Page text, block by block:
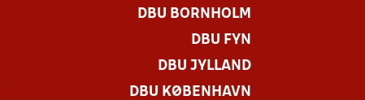
DBU BORNHOLM
DBU FYN
DBU JYLLAND
DBU KØBENHAVN